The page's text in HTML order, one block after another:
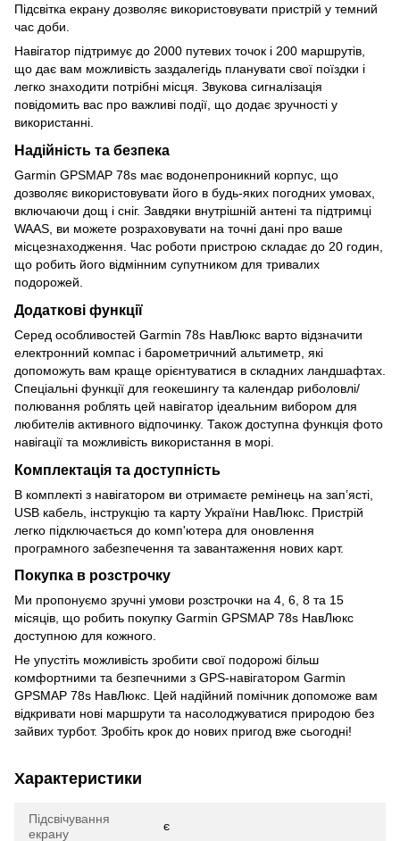
Підсвітка екрану дозволяє використовувати пристрій у темний
час доби.
Навігатор підтримує до 2000 путевих точок і 200 маршрутів,
що дає вам можливість заздалегідь планувати свої поїздки і
легко знаходити потрібні місця. Звукова сигналізація
повідомить вас про важливі події, що додає зручності у
використанні.
Надійність та безпека
Garmin GPSMAP 78s має водонепроникний корпус, що
дозволяє використовувати його в будь-яких погодних умовах,
включаючи дощ і сніг. Завдяки внутрішній антені та підтримці
WAAS, ви можете розраховувати на точні дані про ваше
місцезнаходження. Час роботи пристрою складає до 20 годин,
що робить його відмінним супутником для тривалих
подорожей.
Додаткові функції
Серед особливостей Garmin 78s НавЛюкс варто відзначити
електронний компас і барометричний альтиметр, які
допоможуть вам краще орієнтуватися в складних ландшафтах.
Спеціальні функції для геокешингу та календар риболовлі/
полювання роблять цей навігатор ідеальним вибором для
любителів активного відпочинку. Також доступна функція фото
навігації та можливість використання в морі.
Комплектація та доступність
В комплекті з навігатором ви отримаєте ремінець на зап’ясті,
USB кабель, інструкцію та карту України НавЛюкс. Пристрій
легко підключається до комп'ютера для оновлення
програмного забезпечення та завантаження нових карт.
Покупка в розстрочку
Ми пропонуємо зручні умови розстрочки на 4, 6, 8 та 15
місяців, що робить покупку Garmin GPSMAP 78s НавЛюкс
доступною для кожного.
Не упустіть можливість зробити свої подорожі більш
комфортними та безпечними з GPS-навігатором Garmin
GPSMAP 78s НавЛюкс. Цей надійний помічник допоможе вам
відкривати нові маршрути та насолоджуватися природою без
зайвих турбот. Зробіть крок до нових пригод вже сьогодні!
Характеристики
Підсвічування
екрану
є